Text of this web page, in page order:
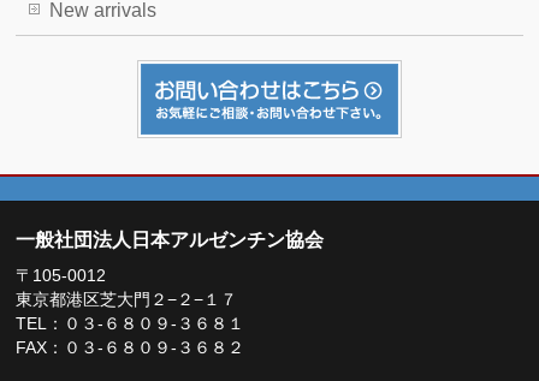
New arrivals
一般社団法人日本アルゼンチン協会
〒105-0012
東京都港区芝大門２−２−１７
TEL：０３-６８０９-３６８１
FAX：０３-６８０９-３６８２